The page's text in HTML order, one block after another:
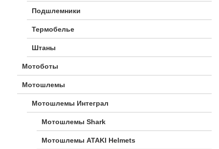
Подшлемники
Термобелье
Штаны
Мотоботы
Мотошлемы
Мотошлемы Интеграл
Мотошлемы Shark
Мотошлемы ATAKI Helmets